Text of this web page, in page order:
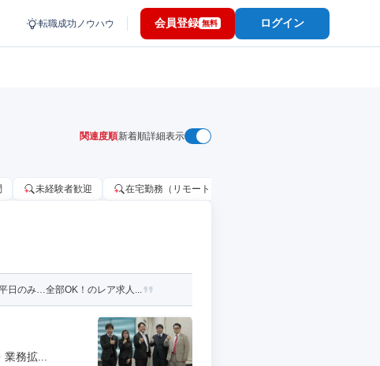
転職成功ノウハウ 会員登録 無料 ログイン
関連度順新着順詳細表示
未経験者歓迎 在宅勤務（リモートワーク）OK
日のみ…全部OK！のレア求人...
務拡...